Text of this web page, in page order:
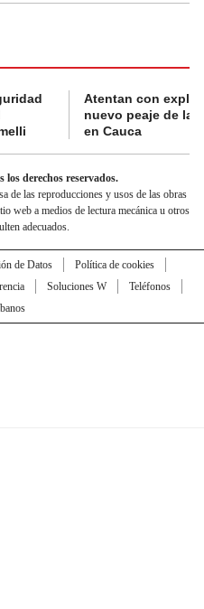
Atentan con
nuevo peaje de la
en Cauca
derechos reservados.
de las reproducciones y usos de las obras
web a medios de lectura mecánica u otros
adecuados.
de Datos
Política de cookies
Soluciones W
Teléfonos